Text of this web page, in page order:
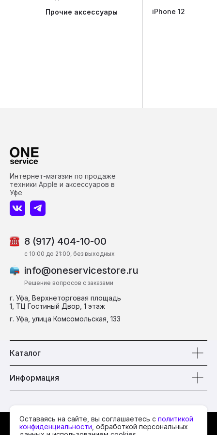
Прочие аксессуары
iPhone 12
Оставаясь на сайте, вы соглашаетесь с политикой
конфиденциальности , обработкой персональных
8 (917) 404-10-00
г. Уфа, Верхнеторговая площадь
1, ТЦ Гостиный Двор, 1 этаж
г. Уфа, улица Комсомольская, 133
info@oneservicestore.ru
c 10:00 до 21:00, без выходных
Решение вопросов с заказами
Интернет-магазин по продаже
техники Apple и аксессуаров в
Уфе
Каталог
Информация
© 2026 One Service